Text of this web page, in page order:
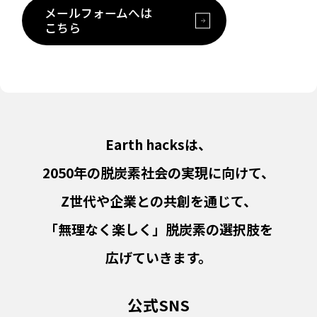
メールフォームへは
こちら
Earth hacksは、
2050年の脱炭素社会の実現に向けて、
Z世代や企業との共創を通じて、
「無理なく楽しく」脱炭素の選択肢を
広げていきます。
公式SNS